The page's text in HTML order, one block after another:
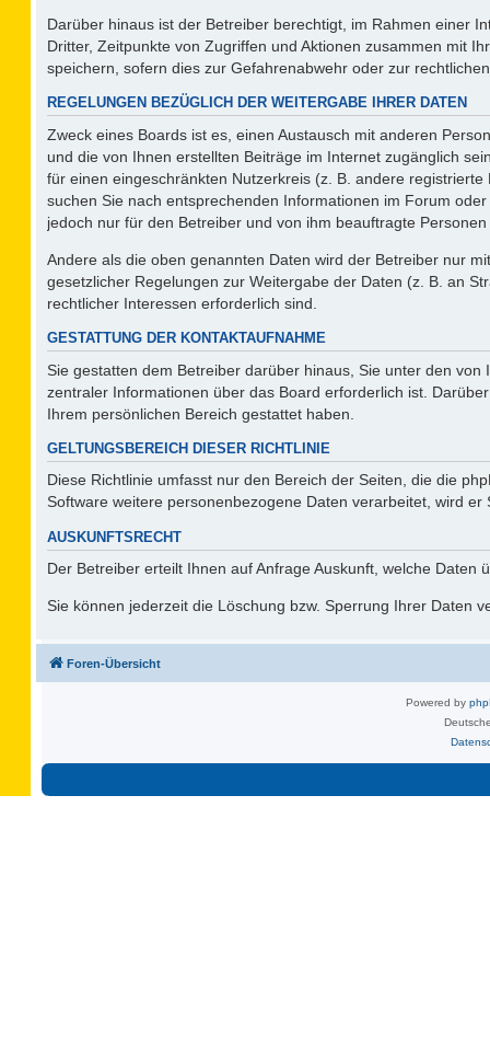
Darüber hinaus ist der Betreiber berechtigt, im Rahmen einer
Dritter, Zeitpunkte von Zugriffen und Aktionen zusammen mit
speichern, sofern dies zur Gefahrenabwehr oder zur
REGELUNGEN BEZÜGLICH DER WEITERGABE IHRER DATEN
Zweck eines Boards ist es, einen Austausch mit anderen
und die von Ihnen erstellten Beiträge im Internet zugänglich
für einen eingeschränkten Nutzerkreis (z. B. andere
suchen Sie nach entsprechenden Informationen im Forum
jedoch nur für den Betreiber und von ihm beauftragte
Andere als die oben genannten Daten wird der Betreiber nur
gesetzlicher Regelungen zur Weitergabe der Daten (z. B. an
rechtlicher Interessen erforderlich sind.
GESTATTUNG DER KONTAKTAUFNAHME
Sie gestatten dem Betreiber darüber hinaus, Sie unter den
zentraler Informationen über das Board erforderlich ist.
Ihrem persönlichen Bereich gestattet haben.
GELTUNGSBEREICH DIESER RICHTLINIE
Diese Richtlinie umfasst nur den Bereich der Seiten, die die
Software weitere personenbezogene Daten verarbeitet, wird
AUSKUNFTSRECHT
Der Betreiber erteilt Ihnen auf Anfrage Auskunft, welche Daten
Sie können jederzeit die Löschung bzw. Sperrung Ihrer Daten
Foren-Übersicht
Powered by